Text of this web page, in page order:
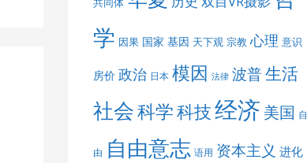
学 因果 国家 基因 天下观 宗教 心理 意识
房价 政治 日本 模因 法律 波普生活
社会科学科技经济 美国 自
由 自由意志 语用 资本主义 进化